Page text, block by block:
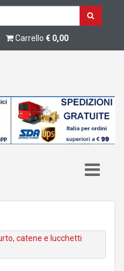
Carrello € 0,00
catene e lucchetti